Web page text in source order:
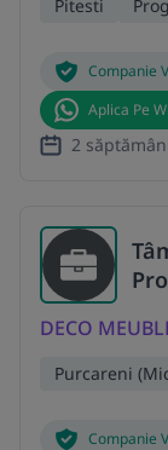
Pitesti
Companie
Aplica Pe
2
DECO
Purcareni
Companie